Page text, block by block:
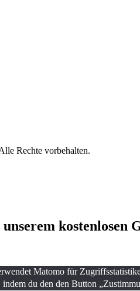
Rechte vorbehalten.
kostenlosen
Matomo für
du den den Button